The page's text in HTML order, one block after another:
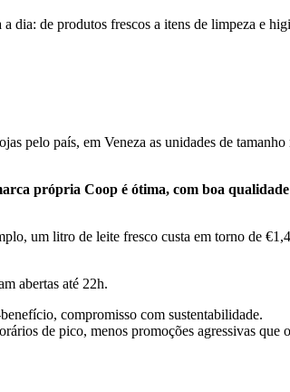
dia: de produtos frescos a itens de limpeza e
pelo país, em Veneza as unidades de
própria Coop é ótima, com boa
um litro de leite fresco custa em torno de
abertas até 22h.
compromisso com sustentabilidade.
de pico, menos promoções agressivas que